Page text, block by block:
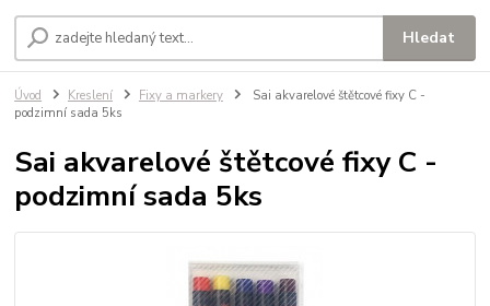
Hledat
Úvod Kreslení Fixy a markery
Sai akvarelové štětcové fixy C -
podzimní sada 5ks
Sai akvarelové štětcové fixy C -
podzimní sada 5ks